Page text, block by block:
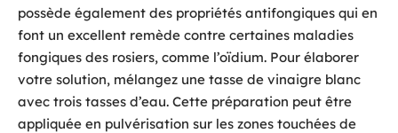
possède également des propriétés antifongiques qui en
font un excellent remède contre certaines maladies
fongiques des rosiers, comme l’oïdium. Pour élaborer
votre solution, mélangez une tasse de vinaigre blanc
avec trois tasses d’eau. Cette préparation peut être
appliquée en pulvérisation sur les zones touchées de